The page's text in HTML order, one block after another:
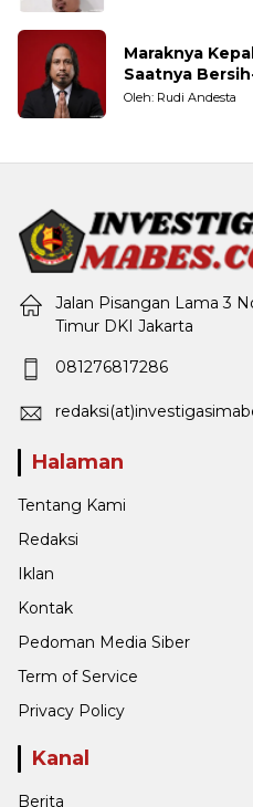
Maraknya
Saatnya
Pemerintahan
Oleh: Rudi Andesta
Jalan Pisangan Lama 3
Timur DKI Jakarta
081276817286
Halaman
Tentang Kami
Redaksi
Iklan
Kontak
Pedoman Media Siber
Term of Service
Privacy Policy
Kanal
Berita